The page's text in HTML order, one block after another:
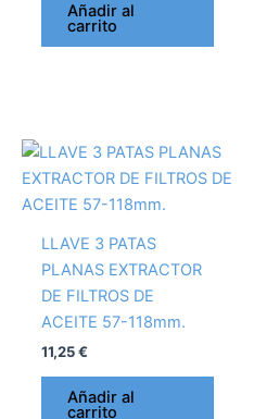
Añadir al
carrito
LLAVE 3 PATAS
PLANAS EXTRACTOR
DE FILTROS DE
ACEITE 57-118mm.
11,25€
Añadir al
carrito